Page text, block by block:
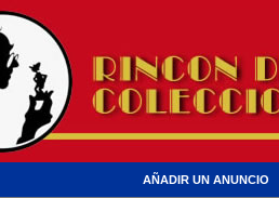
AÑADIR UN ANUNCIO